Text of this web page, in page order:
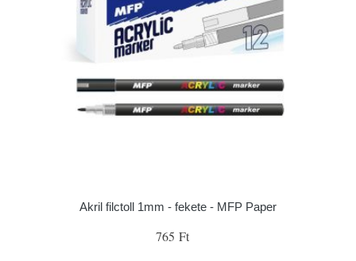
Akril filctoll 1mm - fekete - MFP Paper
765 Ft